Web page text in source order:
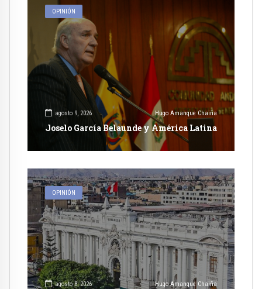
OPINIÓN
agosto 9, 2026 Hugo Amanque Chaiña
Joselo García Belaunde y América Latina
OPINIÓN
agosto 8, 2026 Hugo Amanque Chaiña